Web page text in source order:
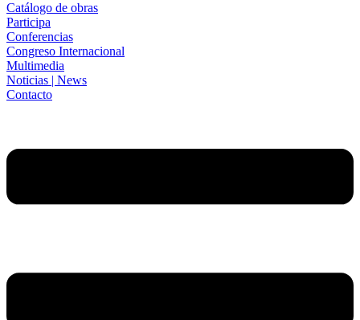
Catálogo de obras
Participa
Conferencias
Congreso Internacional
Multimedia
Noticias | News
Contacto